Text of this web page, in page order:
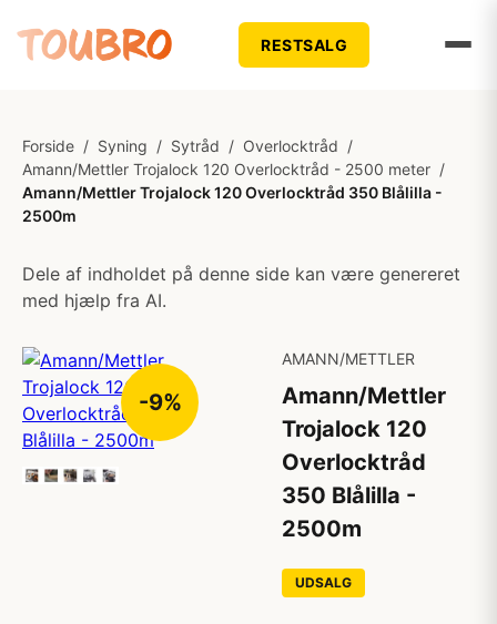
RESTSALG
Forside / Syning / Sytråd / Overlocktråd /
Amann/Mettler Trojalock 120 Overlocktråd - 2500 meter /
Amann/Mettler Trojalock 120 Overlocktråd 350 Blålilla -
2500m
Dele af indholdet på denne side kan være genereret
med hjælp fra AI.
-9%
AMANN/METTLER
Amann/Mettler
Trojalock 120
Overlocktråd
350 Blålilla -
2500m
UDSALG